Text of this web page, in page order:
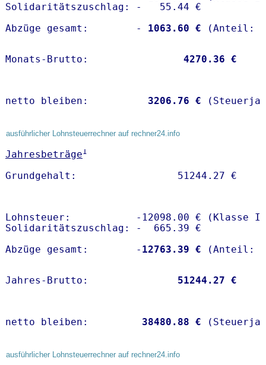
Solidaritätszuschlag: -   55.44 €
Abzüge gesamt:        -
1063.60 €
Monats-Brutto: 4270.36 €
netto bleiben: 3206.76 €
ausführlicher Lohnsteuerrechner auf rechner24.info
Jahresbeträge1
Lohnsteuer:           -12098.00 € (Klasse I)
Solidaritätszuschlag: -  665.39 €
Abzüge gesamt:        - 12763.39 €
Jahres-Brutto: 51244.27 €
netto bleiben: 38480.88 €
ausführlicher Lohnsteuerrechner auf rechner24.info